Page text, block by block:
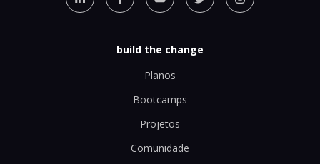
build the change
Planos
Bootcamps
Projetos
Comunidade